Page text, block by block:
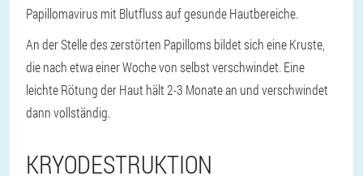
Papillomavirus mit Blutfluss auf gesunde Hautbereiche.
An der Stelle des zerstörten Papilloms bildet sich eine Kruste,
die nach etwa einer Woche von selbst verschwindet. Eine
leichte Rötung der Haut hält 2-3 Monate an und verschwindet
dann vollständig.
KRYODESTRUKTION